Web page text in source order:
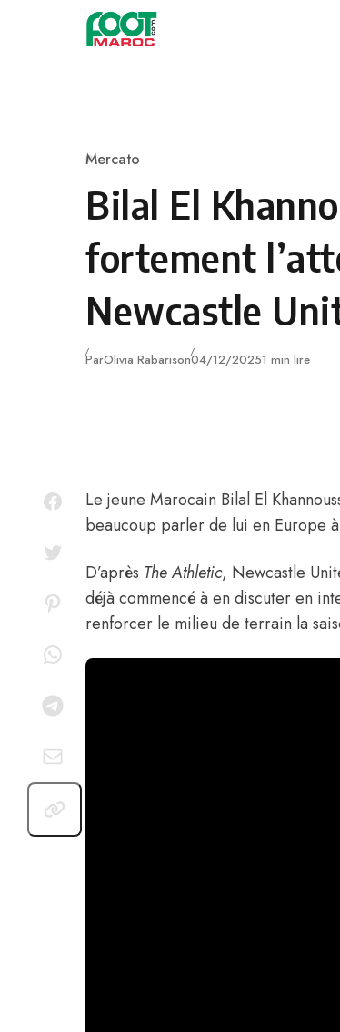
Skip to content
Category
Mercato
Bilal El
fortement
Newcastle
ParOlivia RabarisonPublié
04/12/20251 min lire
Le jeune Marocain Bilal El
beaucoup parler de lui en Europe
D’après The Athletic, Newcastle
déjà commencé à en discuter en
renforcer le milieu de terrain la